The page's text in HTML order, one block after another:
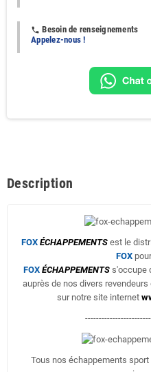
phone Besoin de renseignements
Appelez-nous !
Description
FOX ÉCHAPPEMENTSest le
FOX
FOX ÉCHAPPEMENTSs'occupe
auprès de nos divers
sur notre site internet
Tous nos échappements sport